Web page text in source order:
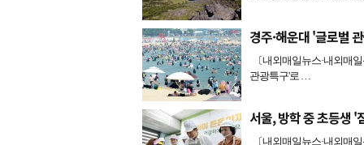
경주·해운대 '글로벌
〔내외매일뉴스·내외매
관광특구'로 …
서울, 방학 중 초등생
〔내외매일뉴스·내외매